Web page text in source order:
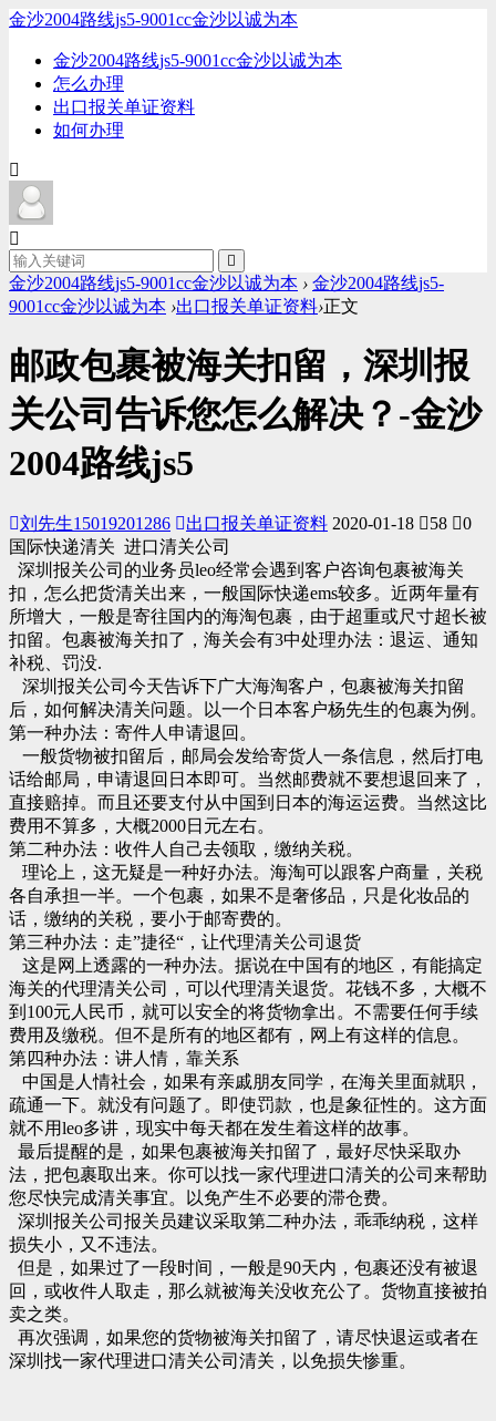
金沙2004路线js5-9001cc金沙以诚为本
金沙2004路线js5-9001cc金沙以诚为本
怎么办理
出口报关单证资料
如何办理
金沙2004路线js5-9001cc金沙以诚为本 › 金沙2004路线js5-
9001cc金沙以诚为本 ›出口报关单证资料›正文
邮政包裹被海关扣留，深圳报
关公司告诉您怎么解决？-金沙
2004路线js5
刘先生15019201286 出口报关单证资料 2020-01-18 58
0
国际快递清关 进口清关公司
深圳报关公司的业务员leo经常会遇到客户咨询包裹被海关
扣，怎么把货清关出来，一般国际快递ems较多。近两年量有
所增大，一般是寄往国内的海淘包裹，由于超重或尺寸超长被
扣留。包裹被海关扣了，海关会有3中处理办法：退运、通知
补税、罚没.
深圳报关公司今天告诉下广大海淘客户，包裹被海关扣留
后，如何解决清关问题。以一个日本客户杨先生的包裹为例。
第一种办法：寄件人申请退回。
一般货物被扣留后，邮局会发给寄货人一条信息，然后打电
话给邮局，申请退回日本即可。当然邮费就不要想退回来了，
直接赔掉。而且还要支付从中国到日本的海运运费。当然这比
费用不算多，大概2000日元左右。
第二种办法：收件人自己去领取，缴纳关税。
理论上，这无疑是一种好办法。海淘可以跟客户商量，关税
各自承担一半。一个包裹，如果不是奢侈品，只是化妆品的
话，缴纳的关税，要小于邮寄费的。
第三种办法：走”捷径“，让代理清关公司退货
这是网上透露的一种办法。据说在中国有的地区，有能搞定
海关的代理清关公司，可以代理清关退货。花钱不多，大概不
到100元人民币，就可以安全的将货物拿出。不需要任何手续
费用及缴税。但不是所有的地区都有，网上有这样的信息。
第四种办法：讲人情，靠关系
中国是人情社会，如果有亲戚朋友同学，在海关里面就职，
疏通一下。就没有问题了。即使罚款，也是象征性的。这方面
就不用leo多讲，现实中每天都在发生着这样的故事。
最后提醒的是，如果包裹被海关扣留了，最好尽快采取办
法，把包裹取出来。你可以找一家代理进口清关的公司来帮助
您尽快完成清关事宜。以免产生不必要的滞仓费。
深圳报关公司报关员建议采取第二种办法，乖乖纳税，这样
损失小，又不违法。
但是，如果过了一段时间，一般是90天内，包裹还没有被退
回，或收件人取走，那么就被海关没收充公了。货物直接被拍
卖之类。
再次强调，如果您的货物被海关扣留了，请尽快退运或者在
深圳找一家代理进口清关公司清关，以免损失惨重。